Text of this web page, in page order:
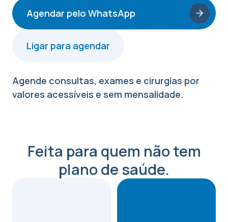
Agendar pelo WhatsApp
Ligar para agendar
Agende consultas, exames e cirurgias por
valores acessíveis e sem mensalidade.
Feita para quem não tem
plano de saúde.